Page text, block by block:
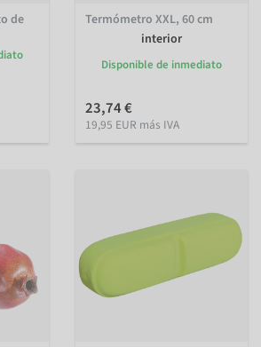
de
Termómetro XXL, 60 cm
interior
Disponible de inmediato
23,74 €
19,95 EUR más IVA